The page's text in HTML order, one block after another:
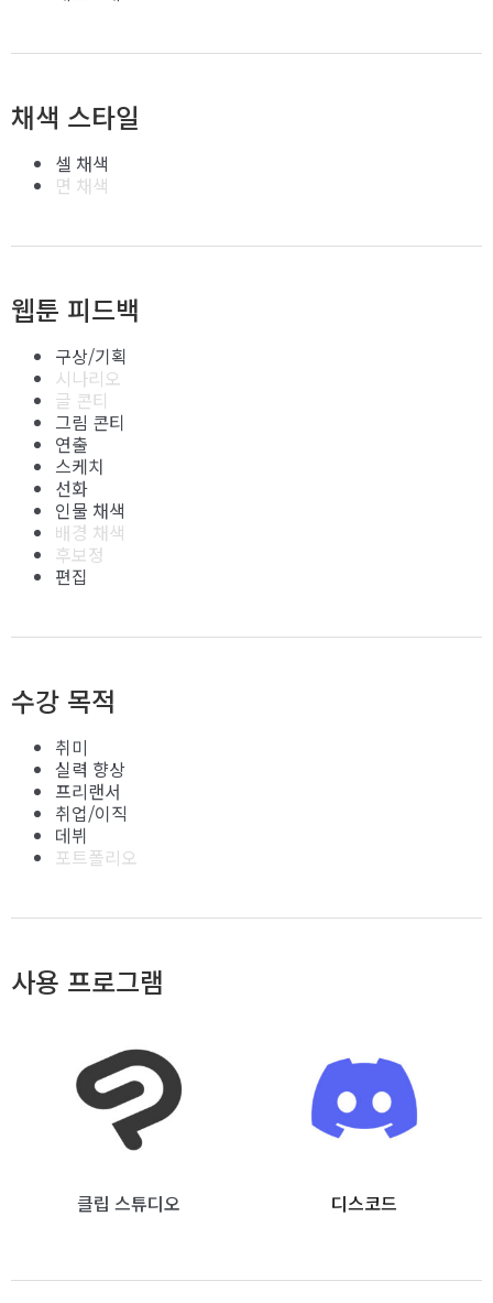
채색 스타일
셀 채색
면 채색
웹툰 피드백
구상/기획
시나리오
글 콘티
그림 콘티
연출
스케치
선화
인물 채색
배경 채색
후보정
편집
수강 목적
취미
실력 향상
프리랜서
취업/이직
데뷔
포트폴리오
사용 프로그램
클립 스튜디오 디스코드